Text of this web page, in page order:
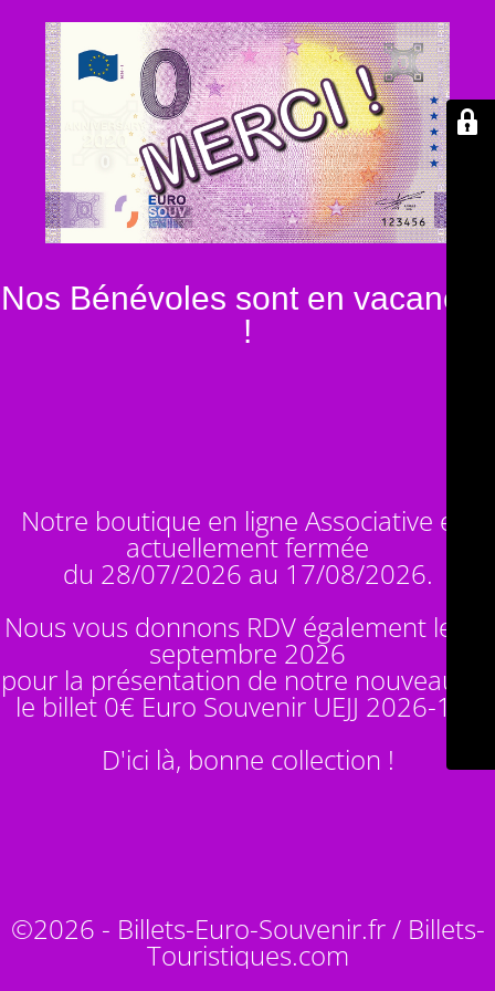
Nos Bénévoles sont en vacances
!
Notre boutique en ligne Associative est
actuellement fermée
du 28/07/2026 au 17/08/2026.
Nous vous donnons RDV également le 14
septembre 2026
pour la présentation de notre nouveauté :
le billet 0€ Euro Souvenir UEJJ 2026-10
D'ici là, bonne collection !
©2026 - Billets-Euro-Souvenir.fr / Billets-
Touristiques.com